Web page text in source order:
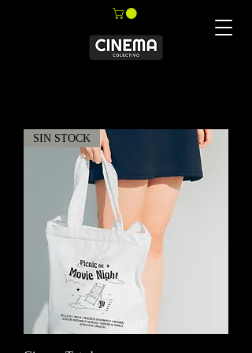
SIN STOCK